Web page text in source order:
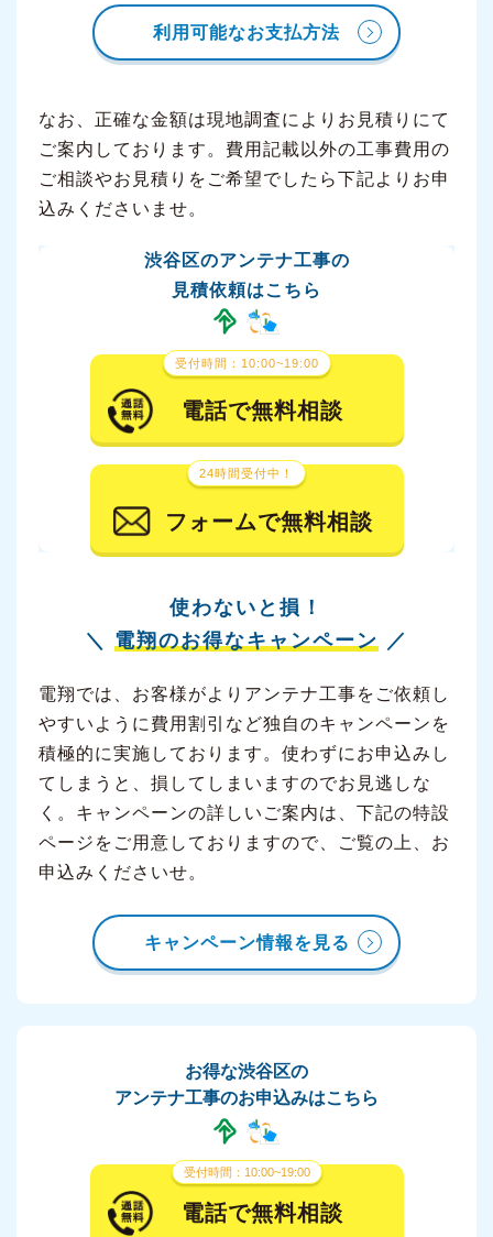
利用可能なお支払方法
なお、正確な金額は現地調査によりお見積りにて
ご案内しております。費用記載以外の工事費用の
ご相談やお見積りをご希望でしたら下記よりお申
込みくださいませ。
渋谷区のアンテナ工事の
見積依頼はこちら
受付時間：10:00~19:00
電話で無料相談
24時間受付中！
フォームで無料相談
使わないと損！
＼
電翔のお得なキャンペーン ／
電翔では、お客様がよりアンテナ工事をご依頼し
やすいように費用割引など独自のキャンペーンを
積極的に実施しております。使わずにお申込みし
てしまうと、損してしまいますのでお見逃しな
く。キャンペーンの詳しいご案内は、下記の特設
ページをご用意しておりますので、ご覧の上、お
申込みくださいせ。
キャンペーン情報を見る
お得な渋谷区の
アンテナ工事のお申込みはこちら
受付時間：10:00~19:00
電話で無料相談